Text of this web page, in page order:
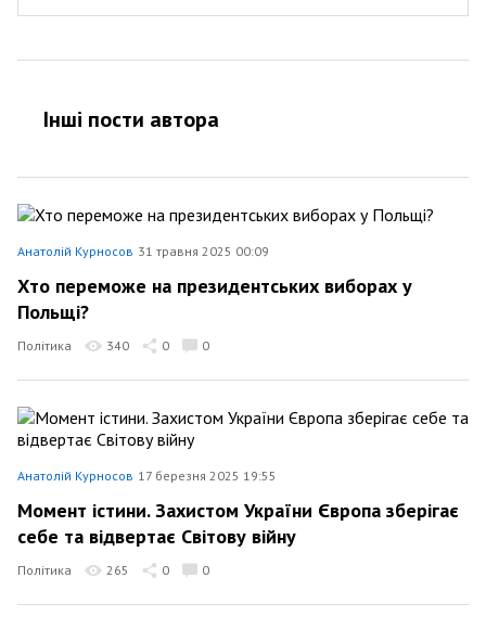
Інші пости автора
Анатолій Курносов 31 травня 2025 00:09
Хто переможе на президентських виборах у
Польщі?
Політика 340 0 0
Анатолій Курносов 17 березня 2025 19:55
Момент істини. Захистом України Європа зберігає
себе та відвертає Світову війну
Політика 265 0 0